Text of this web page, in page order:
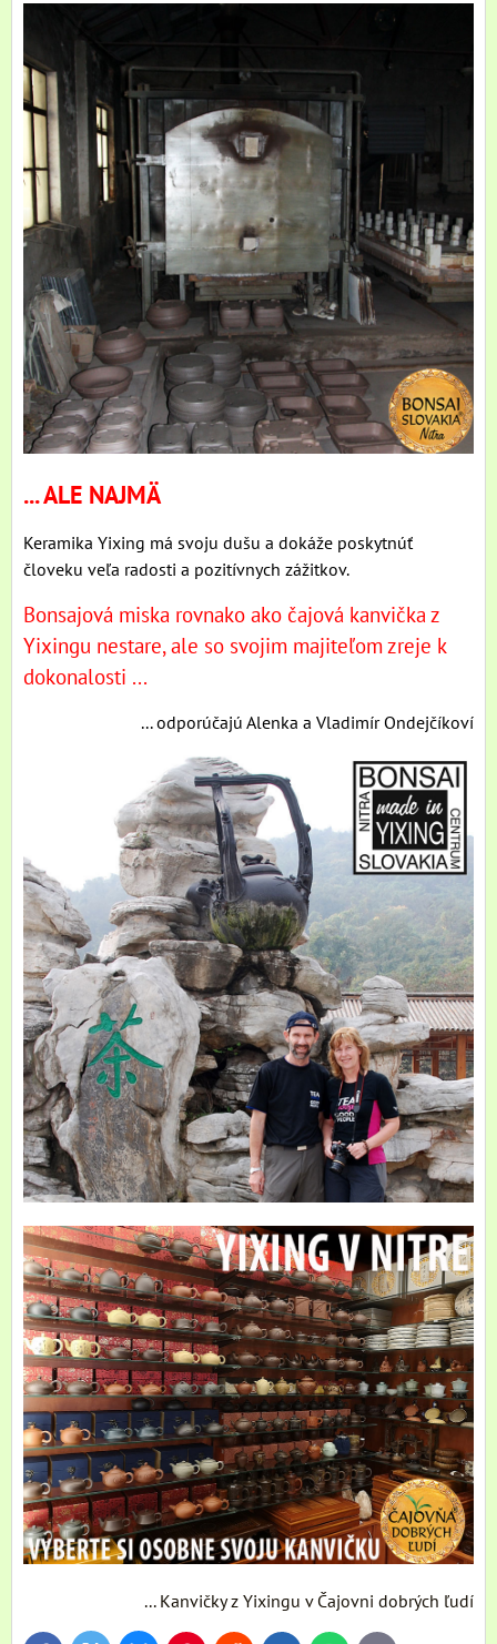
... ALE NAJMÄ
Keramika Yixing má svoju dušu a dokáže poskytnúť
človeku veľa radosti a pozitívnych zážitkov.
Bonsajová miska rovnako ako čajová kanvička z
Yixingu nestare, ale so svojim majiteľom zreje k
dokonalosti ...
... odporúčajú Alenka a Vladimír Ondejčíkoví
... Kanvičky z Yixingu v Čajovni dobrých ľudí